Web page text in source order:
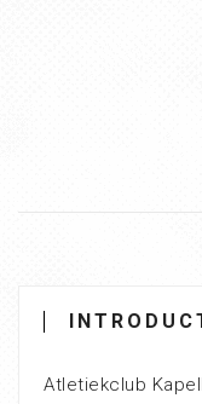
Atletiekclub